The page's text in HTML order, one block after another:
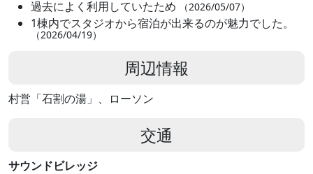
過去によく利用していたため （2026/05/07）
1棟内でスタジオから宿泊が出来るのが魅力でした。
（2026/04/19）
周辺情報
村営「石割の湯」、ローソン
交通
サウンドビレッジ